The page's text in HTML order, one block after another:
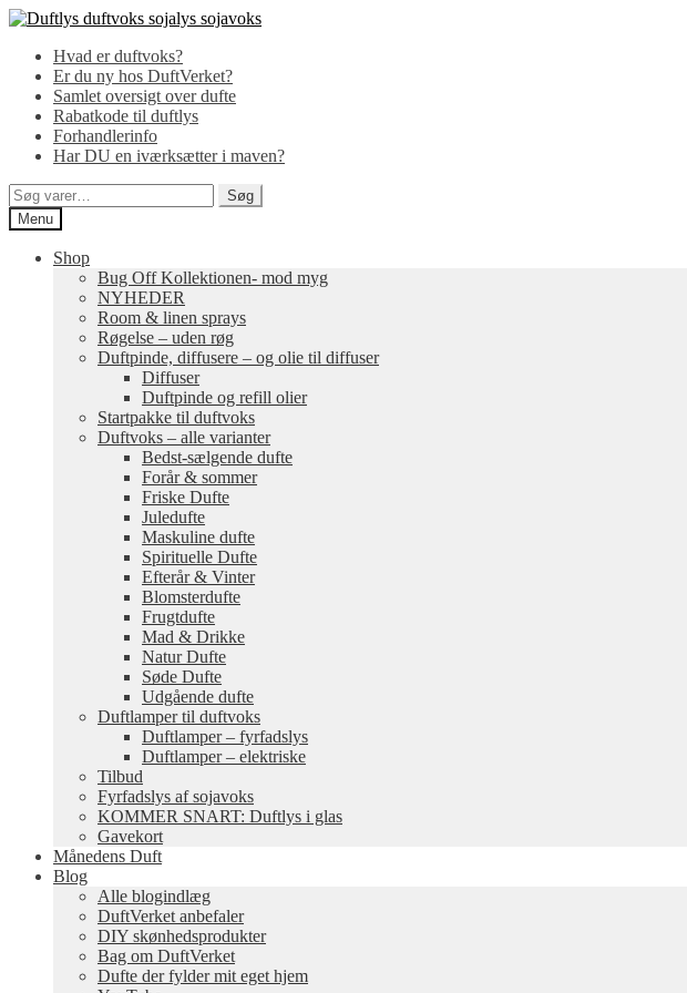
Spring
navigation
Spring
indholdHvad er duftvoks?
Er du ny hos DuftVerket?
Samlet oversigt over dufte
Rabatkode til duftlys
Forhandlerinfo
Har DU en iværksætter i maven?
Søg
efter:
Søg
Menu
Shop
Bug Off Kollektionen- mod myg
NYHEDER
Room & linen sprays
Røgelse – uden røg
Duftpinde, diffusere – og olie til diffuser
Diffuser
Duftpinde og refill olier
Startpakke til duftvoks
Duftvoks – alle varianter
Bedst-sælgende dufte
Forår & sommer
Friske Dufte
Juledufte
Maskuline dufte
Spirituelle Dufte
Efterår & Vinter
Blomsterdufte
Frugtdufte
Mad & Drikke
Natur Dufte
Søde Dufte
Udgående dufte
Duftlamper til duftvoks
Duftlamper – fyrfadslys
Duftlamper – elektriske
Tilbud
Fyrfadslys af sojavoks
KOMMER SNART: Duftlys i glas
Gavekort
Månedens Duft
Blog
Alle blogindlæg
DuftVerket anbefaler
DIY skønhedsprodukter
Bag om DuftVerket
Dufte der fylder mit eget hjem